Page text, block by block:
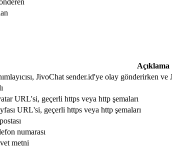
Açıklama
JivoChat sender.id'ye olay gönderirken
URL'si, geçerli https veya http şemaları
URL'si, geçerli https veya http şemaları
numarası
metni